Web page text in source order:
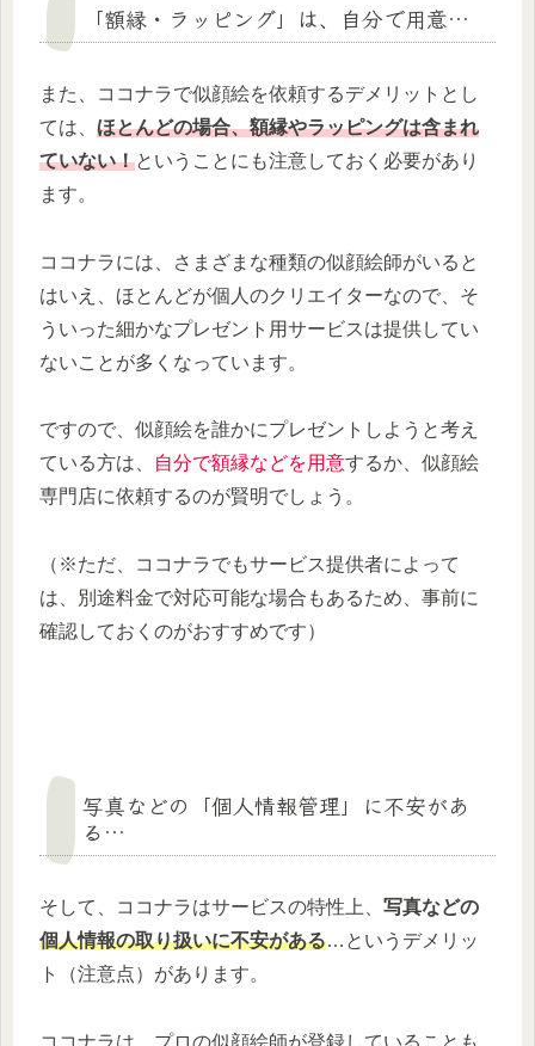
「額縁・ラッピング」は、自分で用意…
また、ココナラで似顔絵を依頼するデメリットとし
ては、 ほとんどの場合、額縁やラッピングは含まれ
ていない！ということにも注意しておく必要があり
ます。
ココナラには、さまざまな種類の似顔絵師がいると
はいえ、ほとんどが個人のクリエイターなので、そ
ういった細かなプレゼント用サービスは提供してい
ないことが多くなっています。
ですので、似顔絵を誰かにプレゼントしようと考え
ている方は、
自分で額縁などを用意するか、似顔絵
専門店に依頼するのが賢明でしょう。
（※ただ、ココナラでもサービス提供者によって
は、別途料金で対応可能な場合もあるため、事前に
確認しておくのがおすすめです）
写真などの「個人情報管理」に不安があ
る…
そして、ココナラはサービスの特性上、 写真などの
個人情報の取り扱いに不安がある…というデメリッ
ト（注意点）があります。
ココナラは、プロの似顔絵師が登録していることも